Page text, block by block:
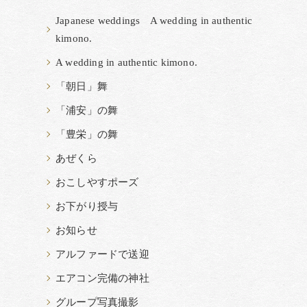
Japanese weddings A wedding in authentic
kimono.
A wedding in authentic kimono.
「朝日」舞
「浦安」の舞
「豊栄」の舞
あぜくら
おこしやすポーズ
お下がり授与
お知らせ
アルファードで送迎
エアコン完備の神社
グループ写真撮影